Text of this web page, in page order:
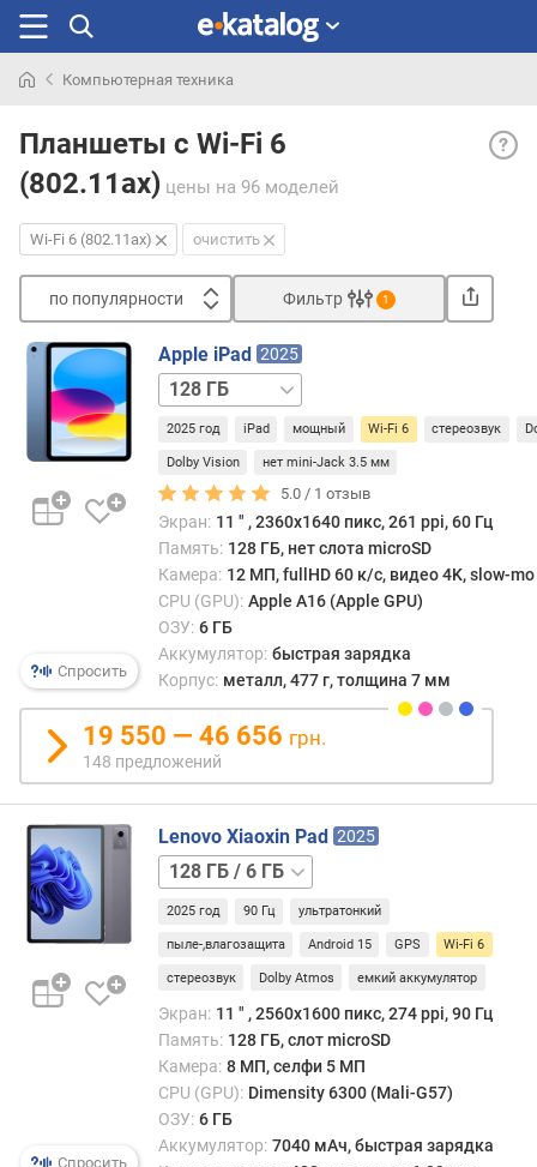
раньше
Компьютерная техника
Планшеты c Wi-Fi 6
(802.11ax) цены на 96 моделей
Wi-
Fi
Гбит/
тому
на
Wi-Fi 6 (802.11ax) очистить
по популярности
п
о
п
о
у
л
т
и
о
е
ш
е
в
ы
х
к
д
Фильтр 1
Спросить
Apple iPad 2025
128 ГБ
/
5G256 ГБ
256 ГБ
5G 512 ГБ512 ГБ
5G
2025 год iPad мощный Wi-Fi 6 стереозвук
Dolby Vision нет mini-Jack 3.5 мм
5.0 / 1 отзыв
Экран: 11 ″ , 2360х1640 пикс, 261 ppi, 60 Гц
Память: 128 ГБ, нет слота microSD
Камера: 12 МП, fullHD 60 к/с, видео 4K, slow-
CPU (GPU): Apple A16 (Apple GPU)
ОЗУ: 6 ГБ
Аккумулятор: быстрая зарядка
Корпус: металл, 477 г, толщина 7 мм
19 550 — 46 656 грн.
148 предложений
Спросить
Lenovo Xiaoxin Pad 2025
128 ГБ
/
ГБ256 ГБ
2025 год 90 Гц ультратонкий
пыле-,влагозащита Android 15 GPS Wi-Fi 6
стереозвук Dolby Atmos емкий аккумулятор
Экран: 11 ″ , 2560x1600 пикс, 274 ppi, 90 Гц
Память: 128 ГБ, слот microSD
Камера: 8 МП, селфи 5 МП
CPU (GPU): Dimensity 6300 (Mali-G57)
ОЗУ: 6 ГБ
Аккумулятор: 7040 мАч, быстрая зарядка